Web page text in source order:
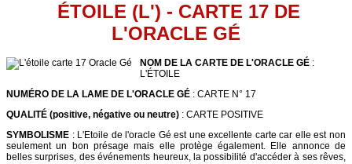
ÉTOILE (L') - CARTE 17 DE
L'ORACLE GÉ
NOM DE LA CARTE DE L'ORACLE GÉ :
L'ÉTOILE
NUMÉRO DE LA LAME DE L'ORACLE GÉ : CARTE N° 17
QUALITÉ (positive, négative ou neutre) : CARTE POSITIVE
SYMBOLISME : L'Etoile de l'oracle Gé est une excellente carte car elle est non
seulement un bon présage mais elle protège également. Elle annonce de
belles surprises, des événements heureux, la possibilité d'accéder à ses rêves,